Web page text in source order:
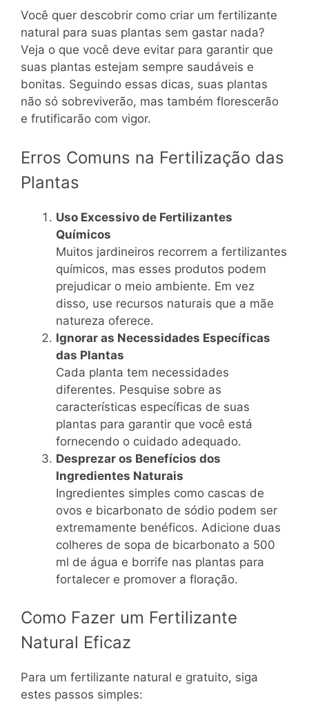
Você quer descobrir como criar um fertilizante
natural para suas plantas sem gastar nada?
Veja o que você deve evitar para garantir que
suas plantas estejam sempre saudáveis e
bonitas. Seguindo essas dicas, suas plantas
não só sobreviverão, mas também florescerão
e frutificarão com vigor.
Erros Comuns na Fertilização das
Plantas
Uso Excessivo de Fertilizantes
Químicos
Muitos jardineiros recorrem a fertilizantes
químicos, mas esses produtos podem
prejudicar o meio ambiente. Em vez
disso, use recursos naturais que a mãe
natureza oferece.
Ignorar as Necessidades Específicas
das Plantas
Cada planta tem necessidades
diferentes. Pesquise sobre as
características específicas de suas
plantas para garantir que você está
fornecendo o cuidado adequado.
Desprezar os Benefícios dos
Ingredientes Naturais
Ingredientes simples como cascas de
ovos e bicarbonato de sódio podem ser
extremamente benéficos. Adicione duas
colheres de sopa de bicarbonato a 500
ml de água e borrife nas plantas para
fortalecer e promover a floração.
Como Fazer um Fertilizante
Natural Eficaz
Para um fertilizante natural e gratuito, siga
estes passos simples: